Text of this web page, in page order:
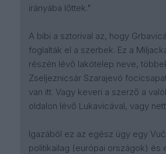
irányába lőttek."
A bibi a sztorival az, hogy
foglalták el a szerbek. Ez a
részén lévő lakótelep neve,
Zseljeznicsár Szarajevó
van itt. Vagy keveri a szerző a
oldalon lévő Lukavicával, vagy
Igazából ez az egész ügy egy
politikailag (európai országok) és